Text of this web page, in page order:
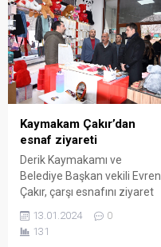
Kaymakam Çakır’dan
esnaf ziyareti
Derik Kaymakamı ve
Belediye Başkan vekili Evren
Çakır, çarşı esnafını ziyaret
13.01.2024
0
131